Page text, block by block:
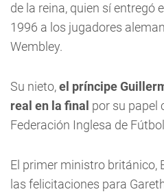
de la reina, quien sí entregó
1996 a los jugadores
Wembley.
Su nieto,el príncipe
real en la final por su papel
Federación Inglesa de
El primer ministro británico,
las felicitaciones para